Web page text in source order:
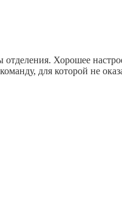
Хорошее
для которой не